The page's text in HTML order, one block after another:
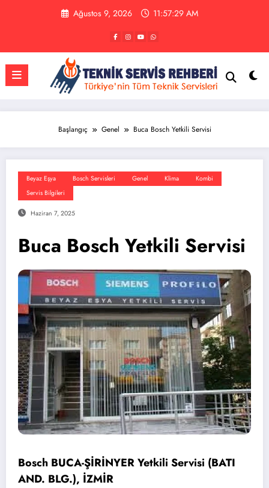
Ağustos 9, 2026 11:57:29 AM
Başlangıç Genel Buca Bosch Yetkili Servisi
Beyaz Eşya Bosch Servisleri Genel Klima
Kombi
Servis Bilgileri
Haziran 7, 2025
Buca Bosch Yetkili Servisi
Bosch BUCA-ŞİRİNYER Yetkili Servisi (BATI
AND. BLG.), İZMİR